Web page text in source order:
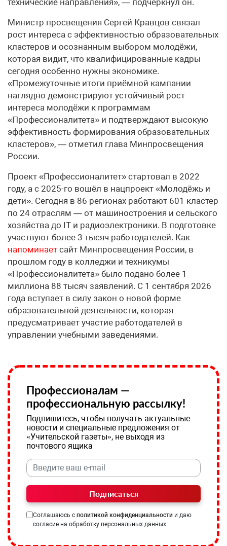
Министр просвещения Сергей Кравцов связал
рост интереса с эффективностью образовательных
кластеров и осознанным выбором молодёжи,
которая видит, что квалифицированные кадры
сегодня особенно нужны экономике.
«Промежуточные итоги приёмной кампании
наглядно демонстрируют устойчивый рост
интереса молодёжи к программам
«Профессионалитета» и подтверждают высокую
эффективность формирования образовательных
кластеров», — отметил глава Минпросвещения
России.
Проект «Профессионалитет» стартовал в 2022
году, а с 2025-го вошёл в нацпроект «Молодёжь и
дети». Сегодня в 86 регионах работают 601 кластер
по 24 отраслям — от машиностроения и сельского
хозяйства до IT и радиоэлектроники. В подготовке
участвуют более 3 тысяч работодателей. Как
напоминает сайт Минпросвещения России, в
прошлом году в колледжи и техникумы
«Профессионалитета» было подано более 1
миллиона 88 тысяч заявлений. С 1 сентября 2026
года вступает в силу закон о новой форме
образовательной деятельности, которая
предусматривает участие работодателей в
управлении учебными заведениями.
Профессионалам —
профессиональную рассылку!
Подпишитесь, чтобы получать актуальные
новости и специальные предложения от
«Учительской газеты», не выходя из
почтового ящика
Подписаться
Соглашаюсь с политикой конфиденциальности и даю
согласие на обработку персональных данных